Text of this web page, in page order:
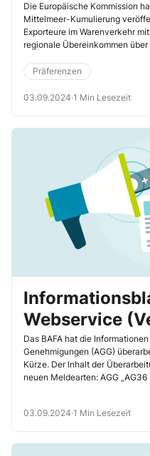
Die Europäische Kommission
Mittelmeer-Kumulierung
Exporteure im Warenverkehr
regionale Übereinkommen
Präferenzen
03.09.2024·1 Min Lesezeit
Webservice
Das BAFA hat die
Genehmigungen (AGG)
Kürze. Der Inhalt der
neuen Meldearten: AGG
03.09.2024·1 Min Lesezeit